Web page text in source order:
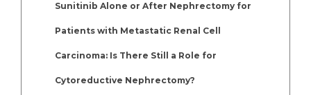
Sunitinib Alone or After Nephrectomy for
Patients with Metastatic Renal Cell
Carcinoma: Is There Still a Role for
Cytoreductive Nephrectomy?